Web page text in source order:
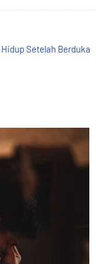
Setelah Berduka